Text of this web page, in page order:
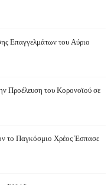
Επαγγελμάτων του Αύριο
Προέλευση του Κορονοϊού σε
το Παγκόσμιο Χρέος Έσπασε